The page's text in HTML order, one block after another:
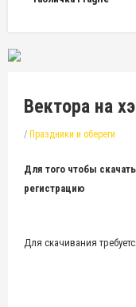
Вектора на
/ Праздники и обереги
Для того чтобы
регистрацию
Для скачивания